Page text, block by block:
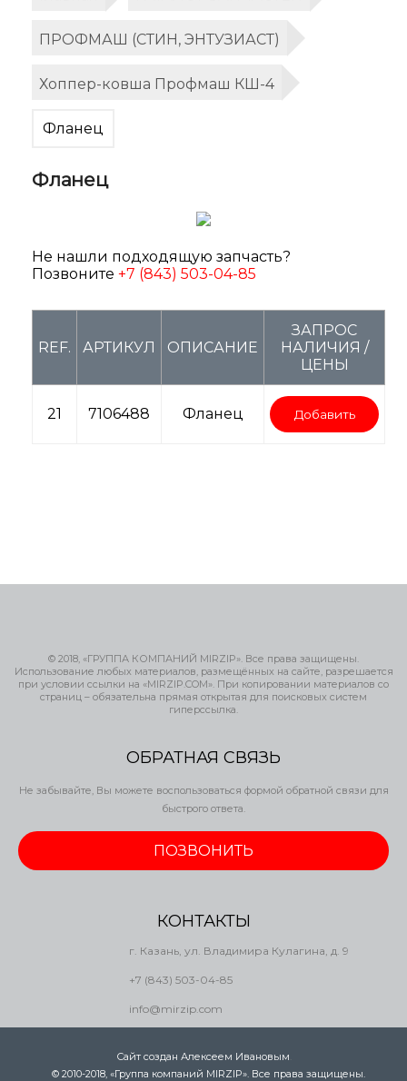
ПРОФМАШ (СТИН, ЭНТУЗИАСТ)
Хоппер-ковша Профмаш КШ-4
Фланец
Фланец
Не нашли подходящую запчасть?
Позвоните +7 (843) 503-04-85
REF. АРТИКУЛ ОПИСАНИЕ
ЗАПРОС
НАЛИЧИЯ /
ЦЕНЫ
21 7106488 Фланец Добавить
© 2018, «ГРУППА КОМПАНИЙ MIRZIP». Все права защищены.
Использование любых материалов, размещённых на сайте, разрешается
при условии ссылки на «MIRZIP.COM». При копировании материалов со
страниц – обязательна прямая открытая для поисковых систем
гиперссылка.
ОБРАТНАЯ СВЯЗЬ
Не забывайте, Вы можете воспользоваться формой обратной связи для
быстрого ответа.
ПОЗВОНИТЬ
КОНТАКТЫ
г. Казань, ул. Владимира Кулагина, д. 9
+7 (843) 503-04-85
info@mirzip.com
Сайт создан Алексеем Ивановым
© 2010-2018, «Группа компаний MIRZIP». Все права защищены.